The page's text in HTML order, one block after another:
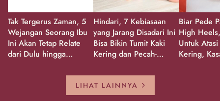
Tak Tergerus Zaman, 5
Wejangan Seorang Ibu
Ini Akan Tetap Relate
dari Dulu hingga
Hindari, 7 Kebiasaan
yang Jarang Disadari Ini
Bisa Bikin Tumit Kaki
Kering dan Pecah-
Biar Pede
High
Untuk
Kering,
LIHAT LAINNYA